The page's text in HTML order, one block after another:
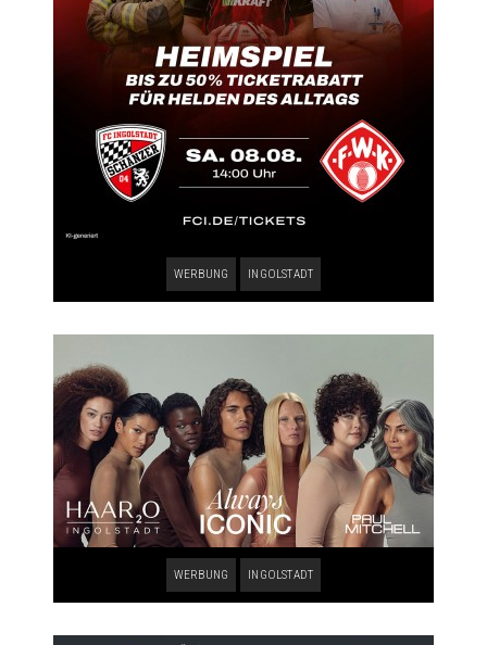
WERBUNG INGOLSTADT
WERBUNG INGOLSTADT